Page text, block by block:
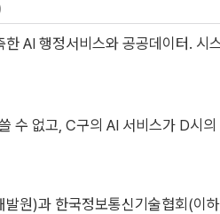
AI 행정서비스와 공공데이터. 시
수 없고, C구의 AI 서비스가 D시
원)과 한국정보통신기술협회(이